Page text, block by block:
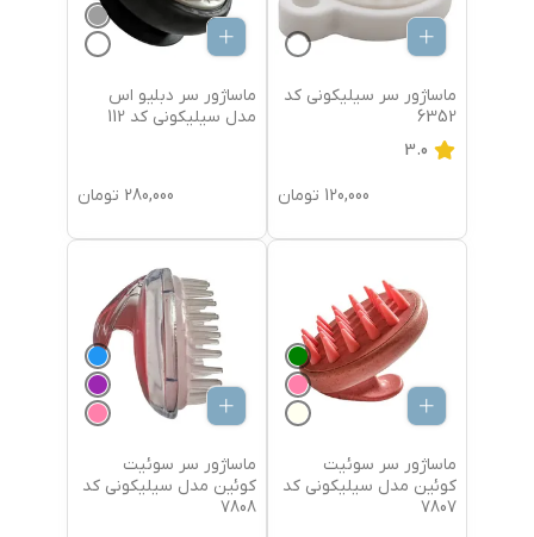
ماساژور سر سیلیکونی کد
6352
3.0
120,000 تومان
ماساژور سر دبلیو اس
مدل سیلیکونی کد 112
280,000 تومان
ماساژور سر سوئیت
کوئین مدل سیلیکونی کد
7807
ماساژور سر سوئیت
کوئین مدل سیلیکونی کد
7808